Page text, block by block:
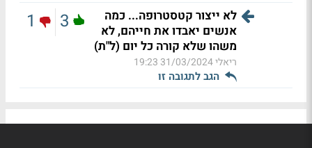
לא ייצור קטסטרופה... כמה
אנשים יאבדו את חייהם, לא
משהו שלא קורה כל יום (ל"ת)
ריאלי31/03/2024 19:23
הגב לתגובה זו
3
1